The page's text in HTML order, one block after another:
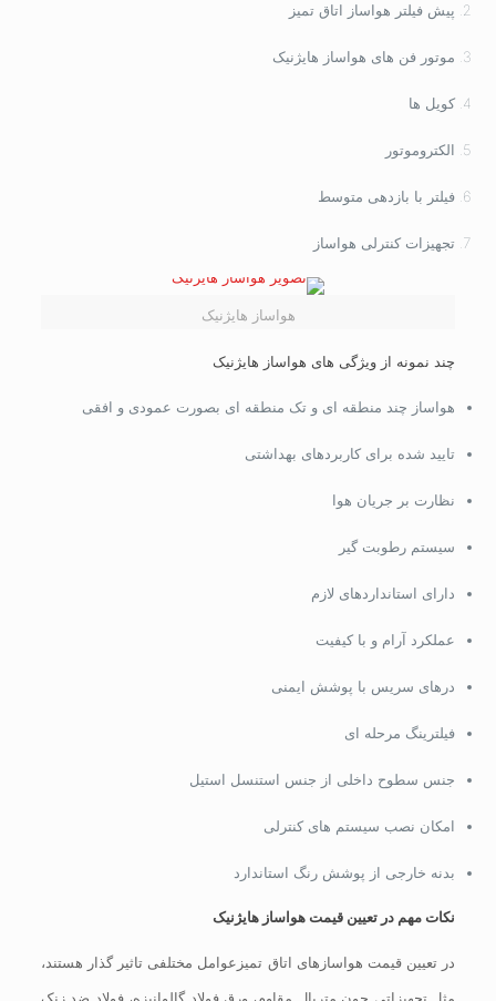
پیش فیلتر هواساز اتاق تمیز
موتور فن های هواساز هایژنیک
کویل ها
الکتروموتور
فیلتر با بازدهی متوسط
تجهیزات کنترلی هواساز
هواساز هایژنیک
چند نمونه از ویژگی های هواساز هایژنیک
هواساز چند منطقه ای و تک منطقه ای بصورت عمودی و افقی
تایید شده برای کاربردهای بهداشتی
نظارت بر جریان هوا
سیستم رطوبت گیر
دارای استانداردهای لازم
عملکرد آرام و با کیفیت
درهای سریس با پوشش ایمنی
فیلترینگ مرحله ای
جنس سطوح داخلی از جنس استنسل استیل
امکان نصب سیستم های کنترلی
بدنه خارجی از پوشش رنگ استاندارد
نکات مهم در تعیین قیمت هواساز هایژنیک
در تعیین قیمت هواسازهای اتاق تمیزعوامل مختلفی تاثیر گذار هستند،